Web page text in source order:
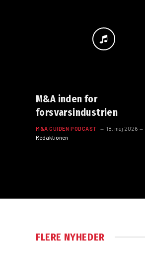
M&A inden for
forsvarsindustrien
M&A GUIDEN PODCAST 18. maj 2026
Redaktionen
FLERE NYHEDER